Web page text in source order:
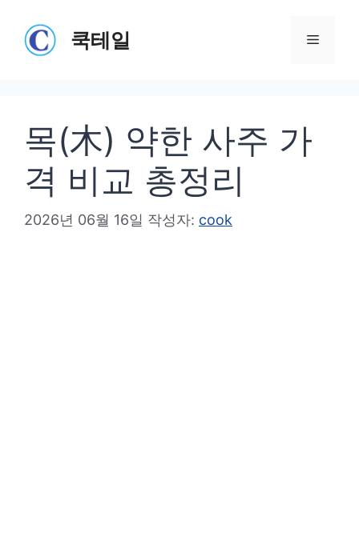
쿡테일 메
목(木) 약한 사주 가
격 비교 총정리
2026년 06월 16일 작성자: cook